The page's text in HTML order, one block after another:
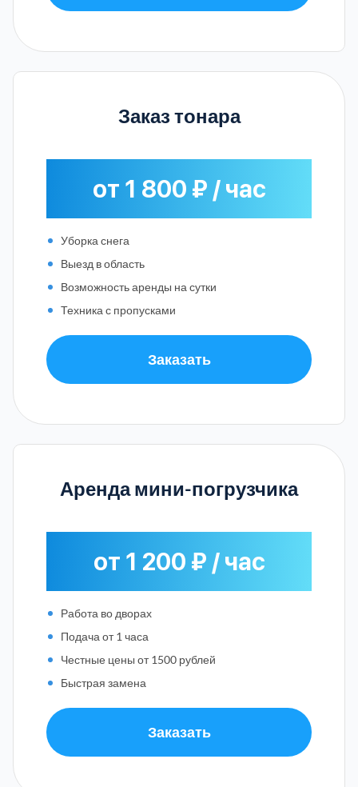
Заказ тонара
от 1 800 ₽ / час
Уборка снега
Выезд в область
Возможность аренды на сутки
Техника с пропусками
Заказать
Аренда мини-погрузчика
от 1 200 ₽ / час
Работа во дворах
Подача от 1 часа
Честные цены от 1500 рублей
Быстрая замена
Заказать